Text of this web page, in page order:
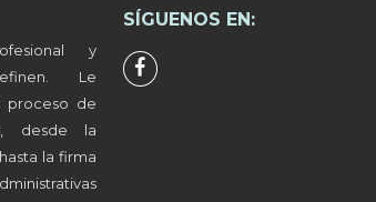
y
Le
proceso de
desde la
la firma
SÍGUENOS EN: